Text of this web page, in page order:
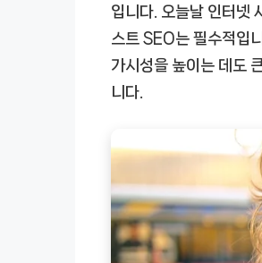
입니다. 오늘날 인터넷
스트 SEO는 필수적입
가시성을 높이는 데도
니다.